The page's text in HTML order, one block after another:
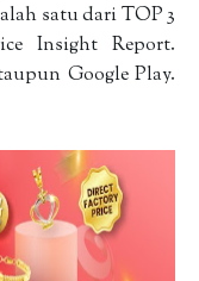
satu dari TOP 3
Insight Report.
Google Play.